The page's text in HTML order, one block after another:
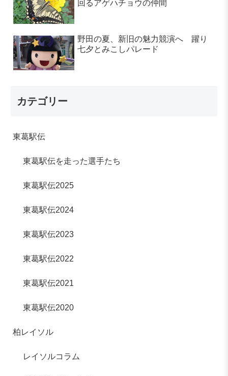
回るアゲハチョウの仲間
野田の夏、新旧の魅力競演へ 躍り
七夕とみこしパレード
カテゴリー
東葛駅伝
東葛駅伝を走った選手たち
東葛駅伝2025
東葛駅伝2024
東葛駅伝2023
東葛駅伝2022
東葛駅伝2021
東葛駅伝2020
柏レイソル
レイソルコラム